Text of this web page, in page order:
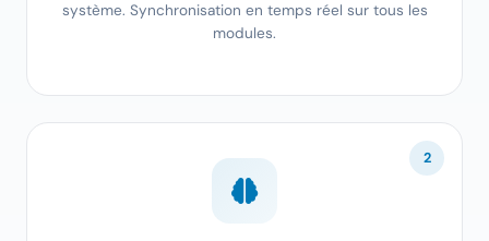
système. Synchronisation en temps réel sur tous les
modules.
2